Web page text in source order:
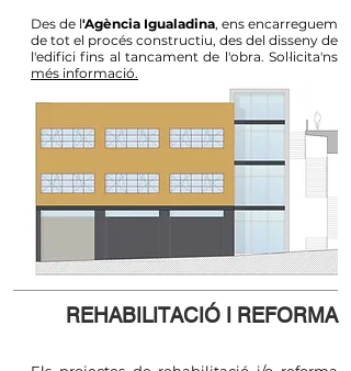
Des de l'Agència Igualadina, ens encarreguem
de tot el procés constructiu, des del disseny de
l'edifici fins al tancament de l'obra. Sol·licita'ns
més informació.
REHABILITACIÓ I REFORMA